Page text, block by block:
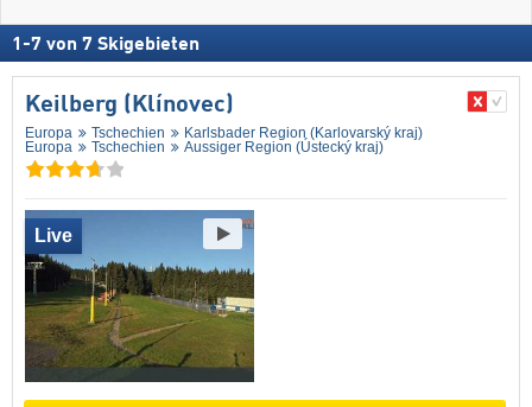
1 -7 von 7 Skigebieten
Keilberg (Klínovec)
Europa Tschechien
Karlsbader Region (Karlovarský kraj)
Europa
Tschechien Aussiger Region (Ústecký kraj)
Live